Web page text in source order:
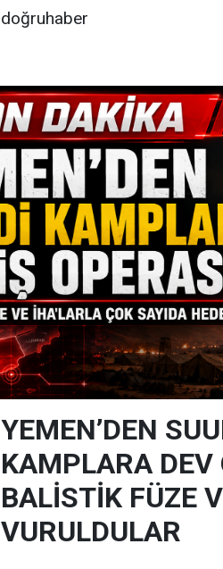
doğruhaber
YEMEN’DEN
KAMPLARA DEV
BALİSTİK FÜZE
VURULDULAR